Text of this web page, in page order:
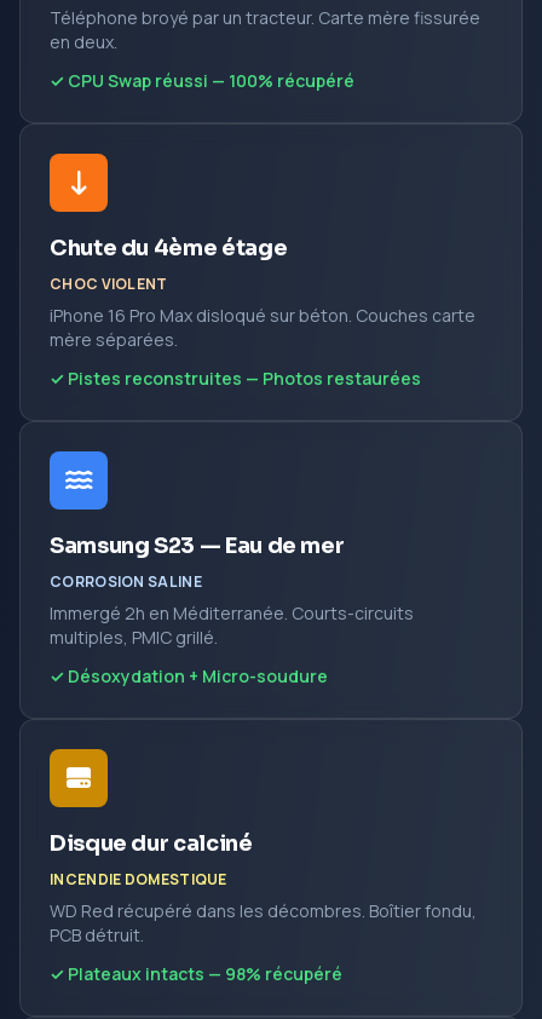
Téléphone broyé par un tracteur. Carte mère fissurée
en deux.
✓ CPU Swap réussi — 100% récupéré
Chute du 4ème étage
CHOC VIOLENT
iPhone 16 Pro Max disloqué sur béton. Couches carte
mère séparées.
✓ Pistes reconstruites — Photos restaurées
Samsung S23 — Eau de mer
CORROSION SALINE
Immergé 2h en Méditerranée. Courts-circuits
multiples, PMIC grillé.
✓ Désoxydation + Micro-soudure
Disque dur calciné
INCENDIE DOMESTIQUE
WD Red récupéré dans les décombres. Boîtier fondu,
PCB détruit.
✓ Plateaux intacts — 98% récupéré